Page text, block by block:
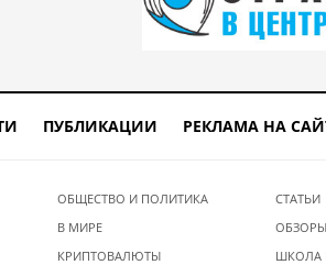
ПУБЛИКАЦИИ РЕКЛАМА НА
ОБЩЕСТВО И ПОЛИТИКА
В МИРЕ
КРИПТОВАЛЮТЫ
СТАТЬИ
ОБЗОРЫ
ШКОЛА